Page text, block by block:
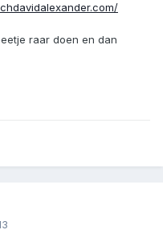
raar doen en dan